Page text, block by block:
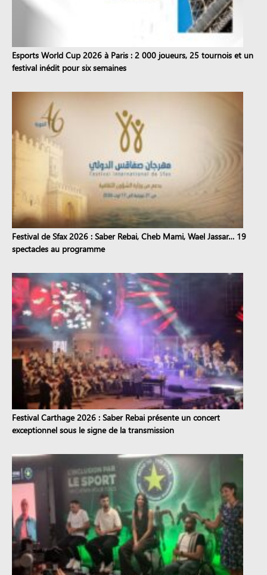
Esports World Cup 2026 à Paris : 2 000 joueurs, 25 tournois et un
festival inédit pour six semaines
Festival de Sfax 2026 : Saber Rebai, Cheb Mami, Wael Jassar… 19
spectacles au programme
Festival Carthage 2026 : Saber Rebai présente un concert
exceptionnel sous le signe de la transmission